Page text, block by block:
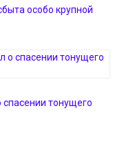
особо крупной
спасении тонущего